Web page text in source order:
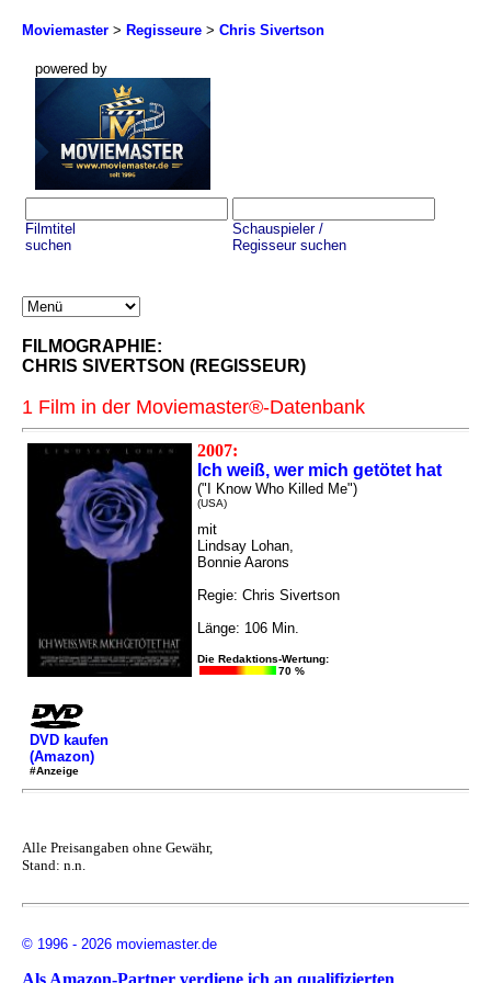
Moviemaster > Regisseure > Chris Sivertson
powered by
Filmtitel
suchen
Schauspieler /
Regisseur suchen
FILMOGRAPHIE:
CHRIS SIVERTSON (REGISSEUR)
1 Film in der Moviemaster®-Datenbank
2007:
Ich weiß, wer mich getötet hat
("I Know Who Killed Me")
(USA)
mit
Lindsay Lohan,
Bonnie Aarons
Regie: Chris Sivertson
Länge: 106 Min.
Die Redaktions-Wertung:
70 %
DVD kaufen
(Amazon)
#Anzeige
Alle Preisangaben ohne Gewähr,
Stand: n.n.
© 1996 - 2026 moviemaster.de